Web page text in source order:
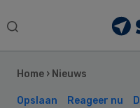
Search
Home › Nieuws
Opslaan Reageer nu
Sidebar